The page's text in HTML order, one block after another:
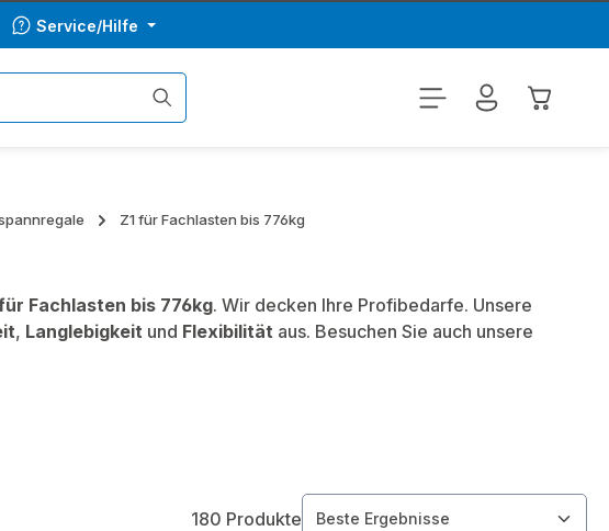
Service/Hilfe
Z1 für Fachlasten bis 776kg
Fachlasten bis 776kg. Wir decken Ihre Profibedarfe. Unsere
, Langlebigkeit und Flexibilität aus. Besuchen Sie auch unsere
180 Produkte